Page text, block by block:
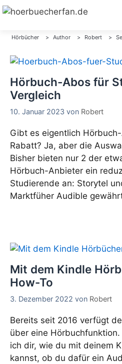
Zum
Hörbücher Author Robert
Hörbuch-Abos für
Vergleich
10. Januar 2023 von Robert
Gibt es eigentlich
Rabatt? Ja, aber die
Bisher bieten nur 2 der
Hörbuch-Anbieter ein
Studierende an: Storytel
Marktfüher Audible
Mit dem Kindle
How-To
3. Dezember 2022 von Robert
Bereits seit 2016 verfügt
über eine
ich dir, wie du mit deinem
kannst, ob du dafür ein